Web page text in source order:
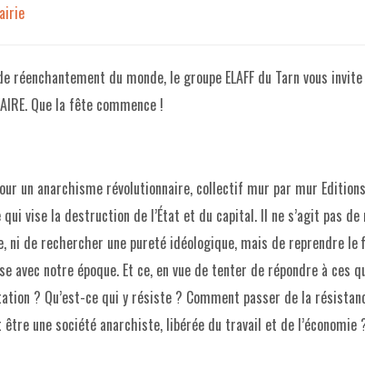
du monde, le groupe ELAFF du Tarn vous
Que la fête commence !
un anarchisme révolutionnaire, collectif mur par mur Editions
vise la destruction de l’État et du capital. Il ne s’agit pas
de rechercher une pureté idéologique, mais de reprendre le
notre époque. Et ce, en vue de tenter de répondre à ces
? Qu’est-ce qui y résiste ? Comment passer de la
une société anarchiste, libérée du travail et de l’économie